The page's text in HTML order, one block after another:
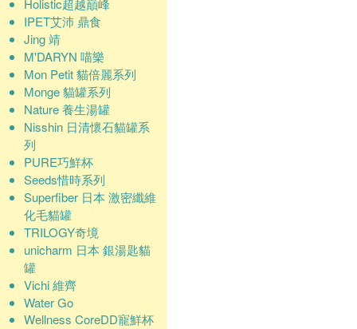
Holistic超越巔峰
IPET艾沛 鼎食
Jing 靖
M'DARYN 喵樂
Mon Petit 貓倍麗系列
Monge 貓罐系列
Nature 養生湯罐
Nisshin 日清懷石貓罐系
列
PURE巧鮮杯
Seeds惜時系列
Superfiber 日本 激密纖維
化毛貓罐
TRILOGY奇境
unicharm 日本 銀湯匙貓
罐
Vichi 維齊
Water Go
Wellness CoreDD寵鮮杯